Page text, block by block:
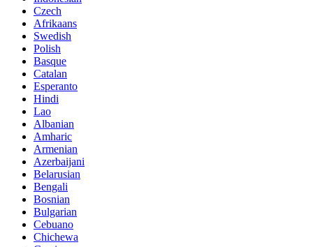
Czech
Afrikaans
Swedish
Polish
Basque
Catalan
Esperanto
Hindi
Lao
Albanian
Amharic
Armenian
Azerbaijani
Belarusian
Bengali
Bosnian
Bulgarian
Cebuano
Chichewa